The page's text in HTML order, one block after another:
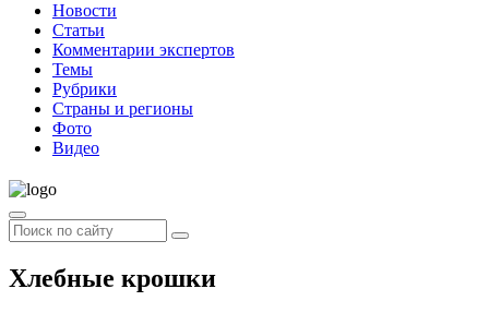
Новости
Статьи
Комментарии экспертов
Темы
Рубрики
Страны и регионы
Фото
Видео
Хлебные крошки